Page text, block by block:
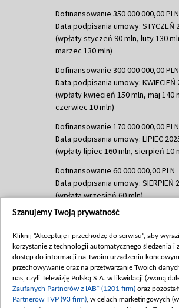
Dofinansowanie 350 000 000,00 PLN
Data podpisania umowy: STYCZEŃ
(wpłaty styczeń 90 mln, luty 130
marzec 130 mln)
Dofinansowanie 300 000 000,00 PLN
Data podpisania umowy: KWIECIEŃ
(wpłaty kwiecień 150 mln, maj 140
czerwiec 10 mln)
Dofinansowanie 170 000 000,00 PLN
Data podpisania umowy: LIPIEC
(wpłaty lipiec 160 mln, sierpień 10
Dofinansowanie 60 000 000,00 PLN
Data podpisania umowy: SIERPIEŃ
(wpłata wrzesień 60 mln)
Dofinansowanie 635 783 051,21 PLN
(wpłata wrzesień 100 mln,
mln, listopad 265 mln)
Dofinansowanie 48 862 000,00 PLN
Data podpisania umowy: GRUDZIEŃ
(wpłata grudzień 60,548 mln)
Szanujemy Twoją prywatność
Kliknij "Akceptuję i przechodzę do serwisu", aby
korzystanie z technologii automatycznego śledzenia i
dostęp do informacji na Twoim urządzeniu
przechowywanie oraz na przetwarzanie Twoich
nas, czyli Telewizję Polską S.A. w likwidacji (zwaną
Zaufanych Partnerów z IAB* (1201 firm) oraz
Partnerów TVP (93 firm) , w celach marketingowych